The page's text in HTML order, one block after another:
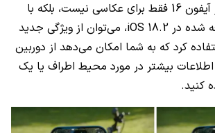
دکمه کمرا کنترل در آیفون 16 فقط برای عکاسی نیست، بلکه با
قابلیت جدیدا اضافه شده در iOS 18.2، می‌توان از ویژگی جدید
کرد که به شما امکان می‌دهد از دوربین
اطلاعات بیشتر در مورد محیط اطراف یا یک
کنید.